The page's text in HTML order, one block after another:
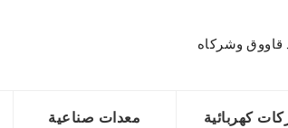
كهربائية معدات صناعية